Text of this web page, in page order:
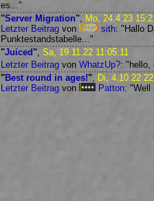
es..."
"Server Migration", Mo, 24.4.23
Letzter Beitrag von sith: "Hallo
Punktestandstabelle..."
"Juiced ", Sa, 19.11.22 11:05:11
Letzter Beitrag von WhatzUp?: "hello,
"Best round in ages!", Di, 4.10.22
Letzter Beitrag von Patton: "Well